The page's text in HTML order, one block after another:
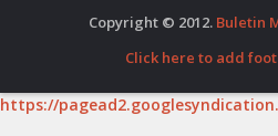
Copyright © 2012. Buletin
Click here to add
https://